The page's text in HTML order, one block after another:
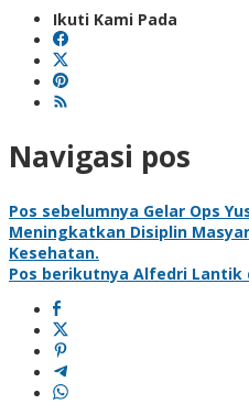
Ikuti Kami Pada
Navigasi pos
Pos sebelumnya Gelar Ops
Meningkatkan Disiplin
Kesehatan.
Pos berikutnya Alfedri Lantik